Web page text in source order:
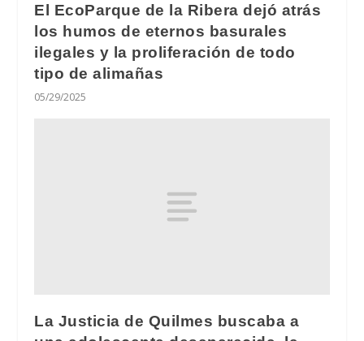
El EcoParque de la Ribera dejó atrás
los humos de eternos basurales
ilegales y la proliferación de todo
tipo de alimañas
05/29/2025
La Justicia de Quilmes buscaba a